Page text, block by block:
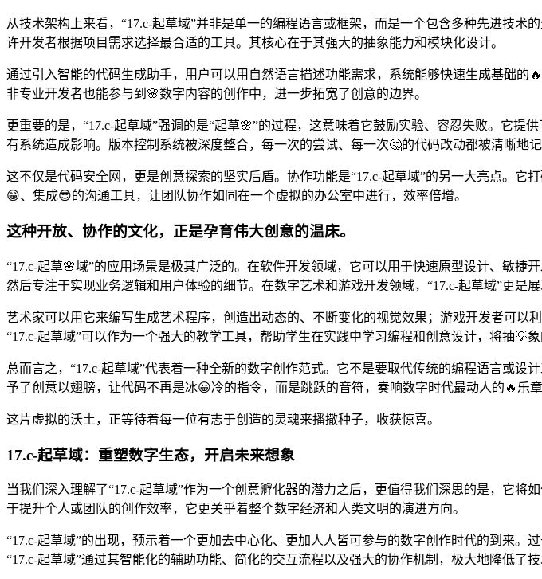
从技术架构上来看，“17.c-起草域”并非是单一的编程语言或框架，而是一个包含多种先进技术
许开发者根据项目需求选择最合适的工具。其核心在于其强大的抽象能力和模块化设计。
通过引入智能的代码生成助手，用户可以用自然语言描述功能需求，系统能够快速生成基础的
非专业开发者也能参与到🌸数字内容的创作中，进一步拓宽了创意的边界。
更重要的是，“17.c-起草域”强调的是“起草🌸”的过程，这意味着它鼓励实验、容忍失败。它
有系统造成影响。版本控制系统被深度整合，每一次的尝试、每一次🤔的代码改动都被清晰地
这不仅是代码安全网，更是创意探索的坚实后盾。协作功能是“17.c-起草域”的另一大亮点。
😁、集成😎的沟通工具，让团队协作如同在一个虚拟的办公室中进行，效率倍增。
这种开放、协作的文化，正是孕育伟大创意的温床。
“17.c-起草🌸域”的应用场景是极其广泛的。在软件开发领域，它可以用于快速原型设计、敏
然后专注于实现业务逻辑和用户体验的细节。在数字艺术和游戏开发领域，“17.c-起草域”更是展
艺术家可以用它来编写生成艺术程序，创造出动态的、不断变化的视觉效果；游戏开发者可以
“17.c-起草域”可以作为一个强大的教学工具，帮助学生在实践中学习编程和创意设计，将抽💡
总而言之，“17.c-起草域”代表着一种全新的数字创作范式。它不是要取代传统的编程语言或
予了创意以翅膀，让代码不再是冰😀冷的指令，而是跳跃的音符，奏响数字时代最动人的🔥乐章
这片虚拟的沃土，正等待着每一位有志于创造的灵魂来播撒种子，收获惊喜。
17.c-起草域：重塑数字生态，开启未来想象
当我们深入理解了“17.c-起草域”作为一个创意孵化器的潜力之后，更值得我们深思的是，它
于提升个人或团队的创作效率，它更关乎着整个数字经济和人类文明的演进方向。
“17.c-起草域”的出现，预示着一个更加去中心化、更加人人皆可参与的数字创作时代的到来
“17.c-起草域”通过其智能化的辅助功能、简化的交互流程以及强大的协作机制，极大地降低了技